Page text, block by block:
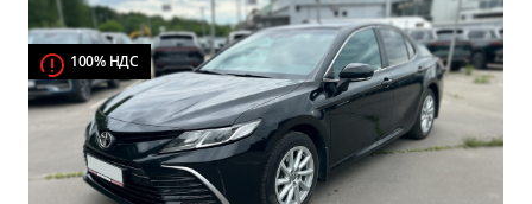
100% НДС